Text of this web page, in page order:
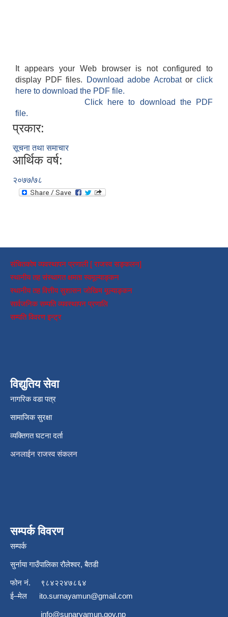
It appears your Web browser is not configured to
display PDF files.
Download adobe Acrobatorclick
here to download the PDF file.
Click here to download the PDF
file.
प्रकार:
सूचना तथा समाचार
आर्थिक वर्ष:
२०७७/७८
संचितकोष व्यवस्थापन प्रणाली [ राजस्व सङ्कलन]
स्थानीय तह संस्थागत क्षमता स्वमूल्याङ्कन
स्थानीय तह वित्तीय सुशासन जोखिम मूल्याङ्कन
सार्वजनिक सम्पति व्यवस्थापन प्रणालि
सम्पति विवरण इन्ट्र
विद्युतिय सेवा
नागरिक वडा पत्र
सामाजिक सुरक्षा
व्यक्तिगत घटना दर्ता
अनलाईन राजस्व संकलन
सम्पर्क विवरण
सम्पर्क
सुर्नाया गाउँपालिका रौलेश्वर, बैतडी
फोन नं.
९८४२२४७८६४
ई–मेल ito.surnayamun@gmail.com
info@sunaryamun.gov.np